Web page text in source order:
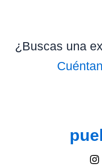
¿Buscas una